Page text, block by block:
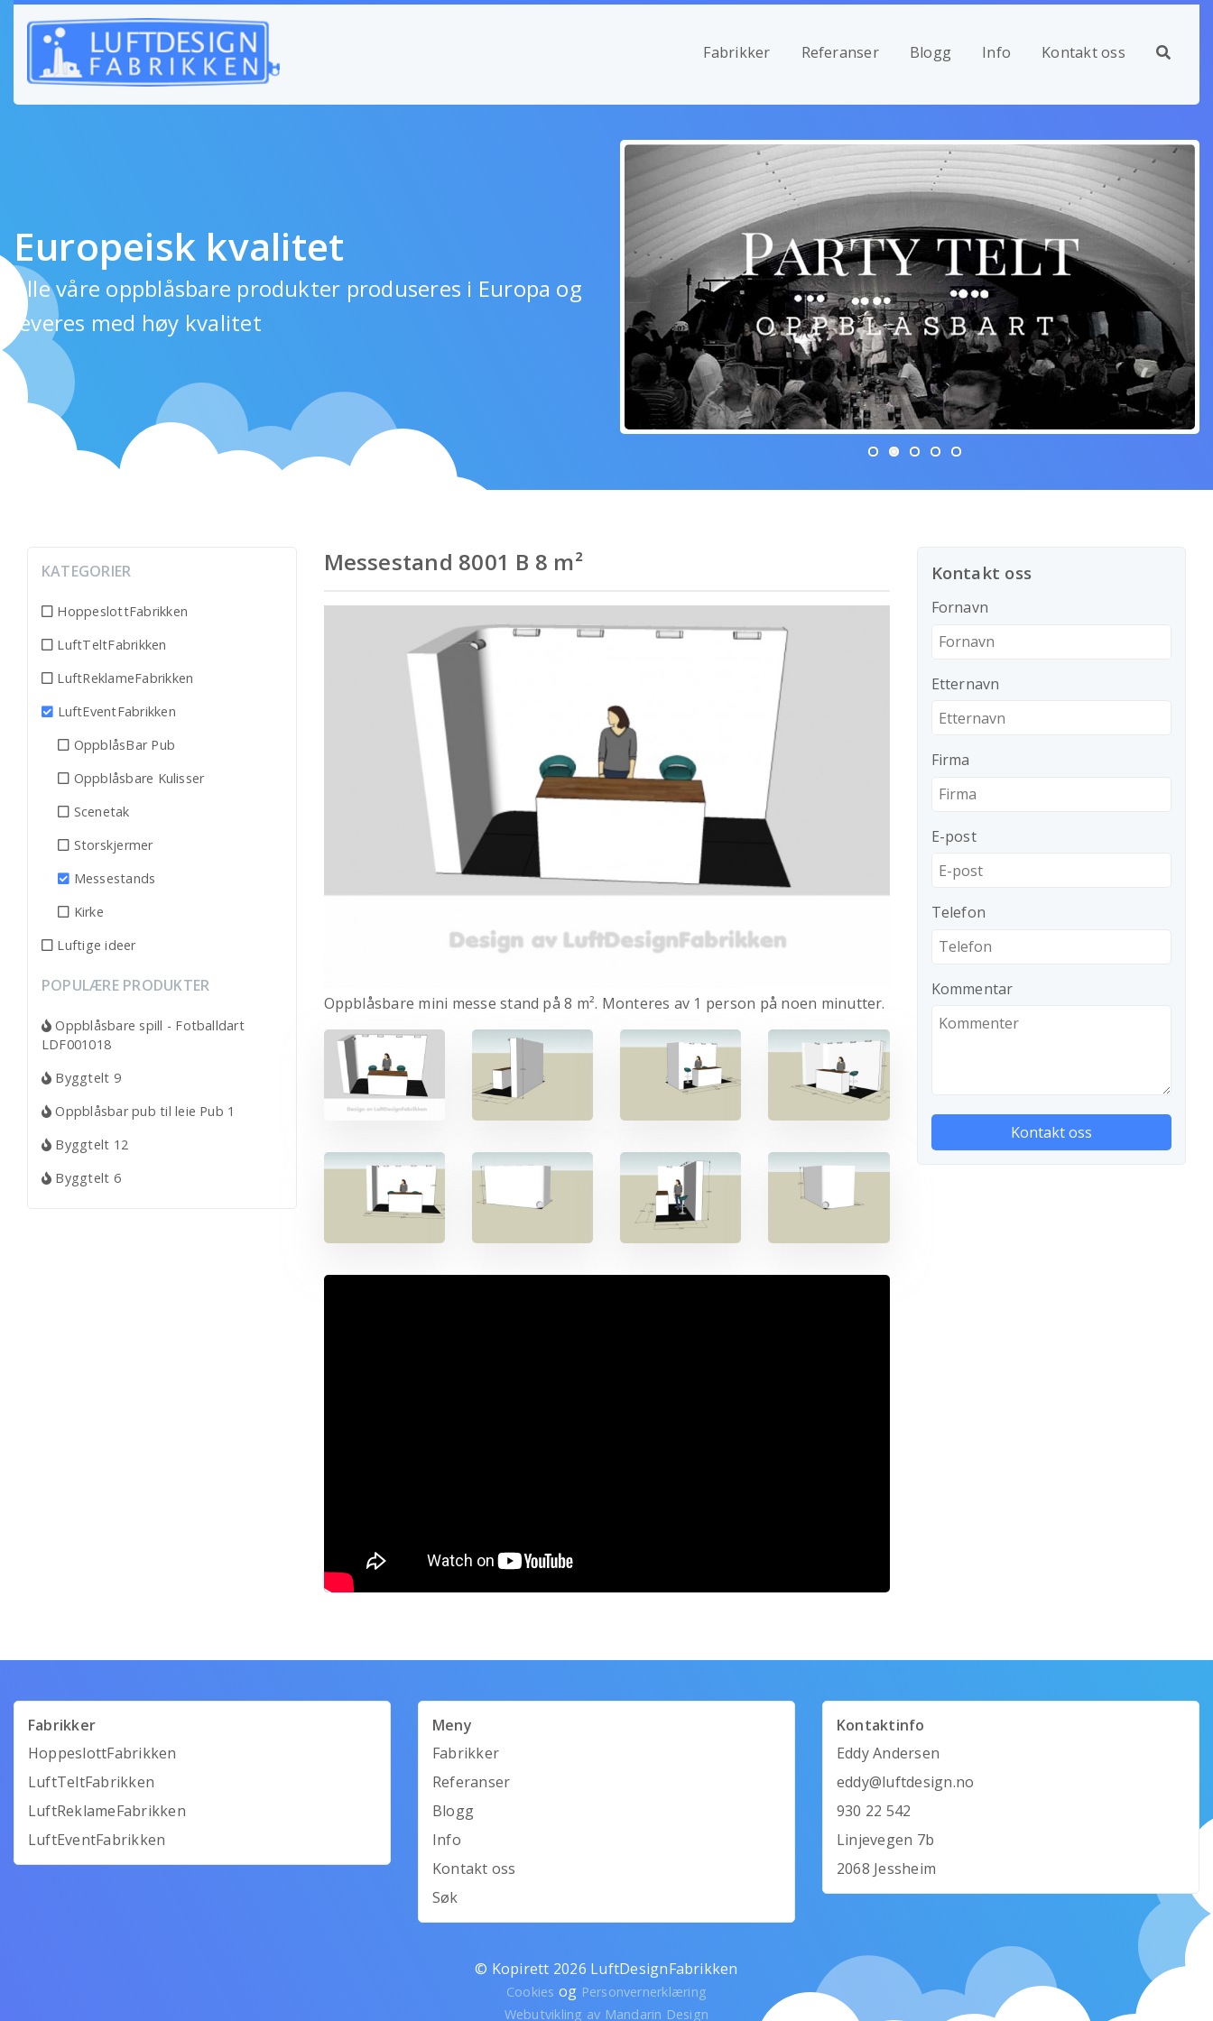
Fabrikker Referanser Blogg Info Kontakt oss
Europeisk kvalitet
Alle våre oppblåsbare produkter produseres i Europa og
leveres med høy kvalitet
KATEGORIER
HoppeslottFabrikken
LuftTeltFabrikken
LuftReklameFabrikken
LuftEventFabrikken
OppblåsBar Pub
Oppblåsbare Kulisser
Scenetak
Storskjermer
Messestands
Kirke
Luftige ideer
POPULÆRE PRODUKTER
Oppblåsbare spill - Fotballdart
LDF001018
Byggtelt 9
Oppblåsbar pub til leie Pub 1
Byggtelt 12
Byggtelt 6
Messestand 8001 B 8 m²
Oppblåsbare mini messe stand på 8 m². Monteres av 1 person på noen minutter.
Kontakt oss
Fornavn
Etternavn
Firma
E-post
Telefon
Kommentar
Fabrikker
HoppeslottFabrikken
LuftTeltFabrikken
LuftReklameFabrikken
LuftEventFabrikken
Meny
Fabrikker
Referanser
Blogg
Info
Kontakt oss
Søk
Kontaktinfo
Eddy Andersen
eddy@luftdesign.no
930 22 542
Linjevegen 7b
2068 Jessheim
© Kopirett 2026 LuftDesignFabrikken
Cookies og Personvernerklæring
Webutvikling av Mandarin Design